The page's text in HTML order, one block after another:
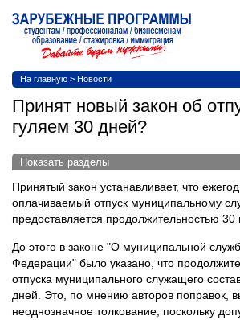
На главную > Новости
Принят новый закон об
гуляем 30 дней?
Показать разделы
Принятый закон устанавливает, что
оплачиваемый отпуск муниципальному
предоставляется продолжительностью 30
До этого в законе "О муниципальной
Федерации" было указано, что
отпуска муниципального служащего
дней. Это, по мнению авторов поправок,
неоднозначное толкование, поскольку